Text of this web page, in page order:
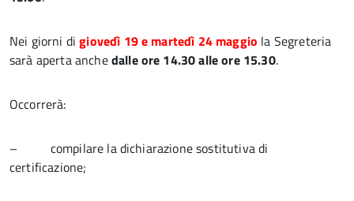
Nei giorni digiovedì 19 e martedì 24 maggio la Segreteria
sarà aperta anchedalle ore 14.30 alle ore 15.30.
Occorrerà:
– compilare la dichiarazione sostitutiva di
certificazione;